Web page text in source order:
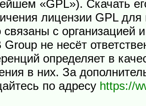
«GPL»). Скачать
лицензии GPL
связаны с
Group не несёт
определяет в
в них. За
по адресу https://